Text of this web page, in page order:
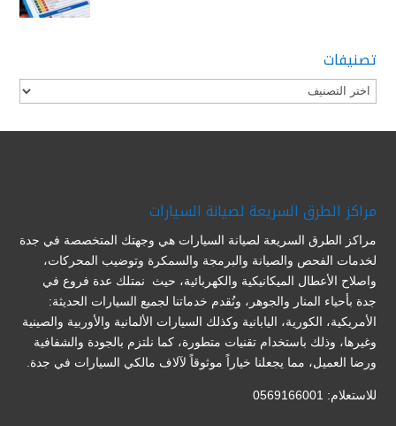
تصنيفات
تصنيفات
مراكز الطرق السريعة لصيانة السيارات
مراكز الطرق السريعة لصيانة السيارات هي وجهتك المتخصصة في جدة
لخدمات الفحص والصيانة والبرمجة والسمكرة وتوضيب المحركات،
واصلاح الأعطال الميكانيكية والكهربائية، حيث نمتلك عدة فروع في
جدة بأحياء المنار والجوهر، ونُقدم خدماتنا لجميع السيارات الحديثة:
الأمريكية، الكورية، اليابانية وكذلك السيارات الألمانية والأوربية والصينية
وغيرها، وذلك باستخدام تقنيات متطورة، كما نلتزم بالجودة والشفافية
ورضا العميل، مما يجعلنا خياراً موثوقاً لآلاف مالكي السيارات في جدة.
للاستعلام: 0569166001